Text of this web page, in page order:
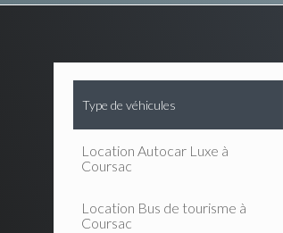
Type de véhicules
Location Autocar Luxe à
Coursac
Location Bus de tourisme à
Coursac